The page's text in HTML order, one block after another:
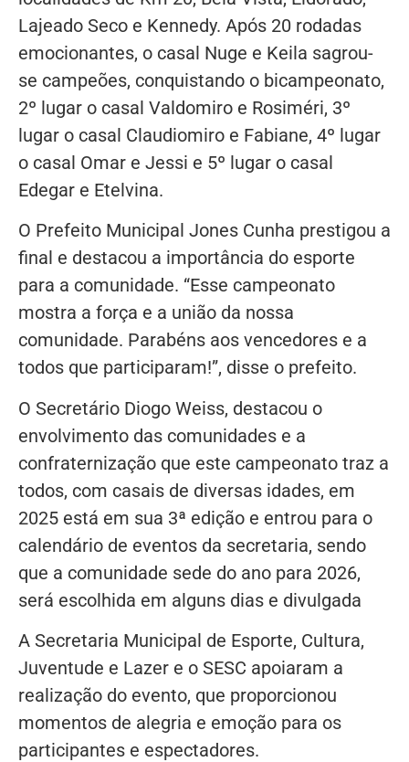
Lajeado Seco e Kennedy. Após 20 rodadas
emocionantes, o casal Nuge e Keila sagrou-
se campeões, conquistando o bicampeonato,
2º lugar o casal Valdomiro e Rosiméri, 3º
lugar o casal Claudiomiro e Fabiane, 4º lugar
o casal Omar e Jessi e 5º lugar o casal
Edegar e Etelvina.
O Prefeito Municipal Jones Cunha prestigou a
final e destacou a importância do esporte
para a comunidade. “Esse campeonato
mostra a força e a união da nossa
comunidade. Parabéns aos vencedores e a
todos que participaram!”, disse o prefeito.
O Secretário Diogo Weiss, destacou o
envolvimento das comunidades e a
confraternização que este campeonato traz a
todos, com casais de diversas idades, em
2025 está em sua 3ª edição e entrou para o
calendário de eventos da secretaria, sendo
que a comunidade sede do ano para 2026,
será escolhida em alguns dias e divulgada
A Secretaria Municipal de Esporte, Cultura,
Juventude e Lazer e o SESC apoiaram a
realização do evento, que proporcionou
momentos de alegria e emoção para os
participantes e espectadores.